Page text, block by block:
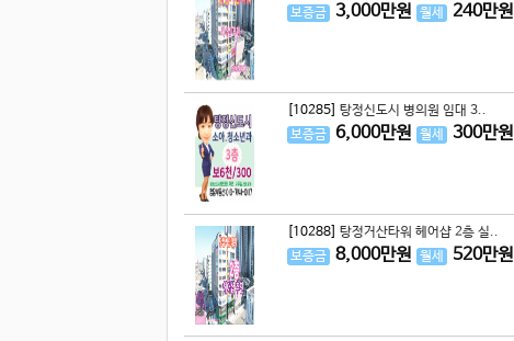
보증금
3,000만원 월세 240만원
[10285] 탕정신도시 병의원 임대 3..
보증금 6,000만원 월세 300만원
[10288] 탕정거산타워 헤어샵 2층 실..
보증금 8,000만원 월세 520만원